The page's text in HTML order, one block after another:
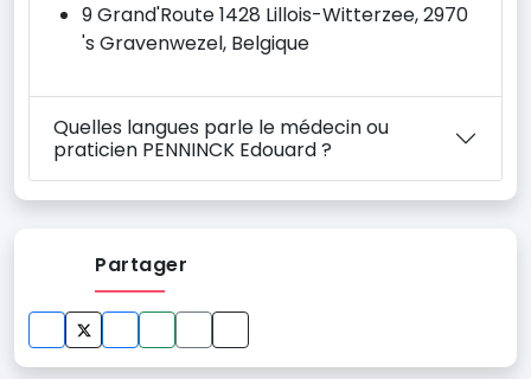
9 Grand'Route 1428 Lillois-Witterzee, 2970
's Gravenwezel, Belgique
Quelles langues parle le médecin ou
praticien PENNINCK Edouard ?
Partager